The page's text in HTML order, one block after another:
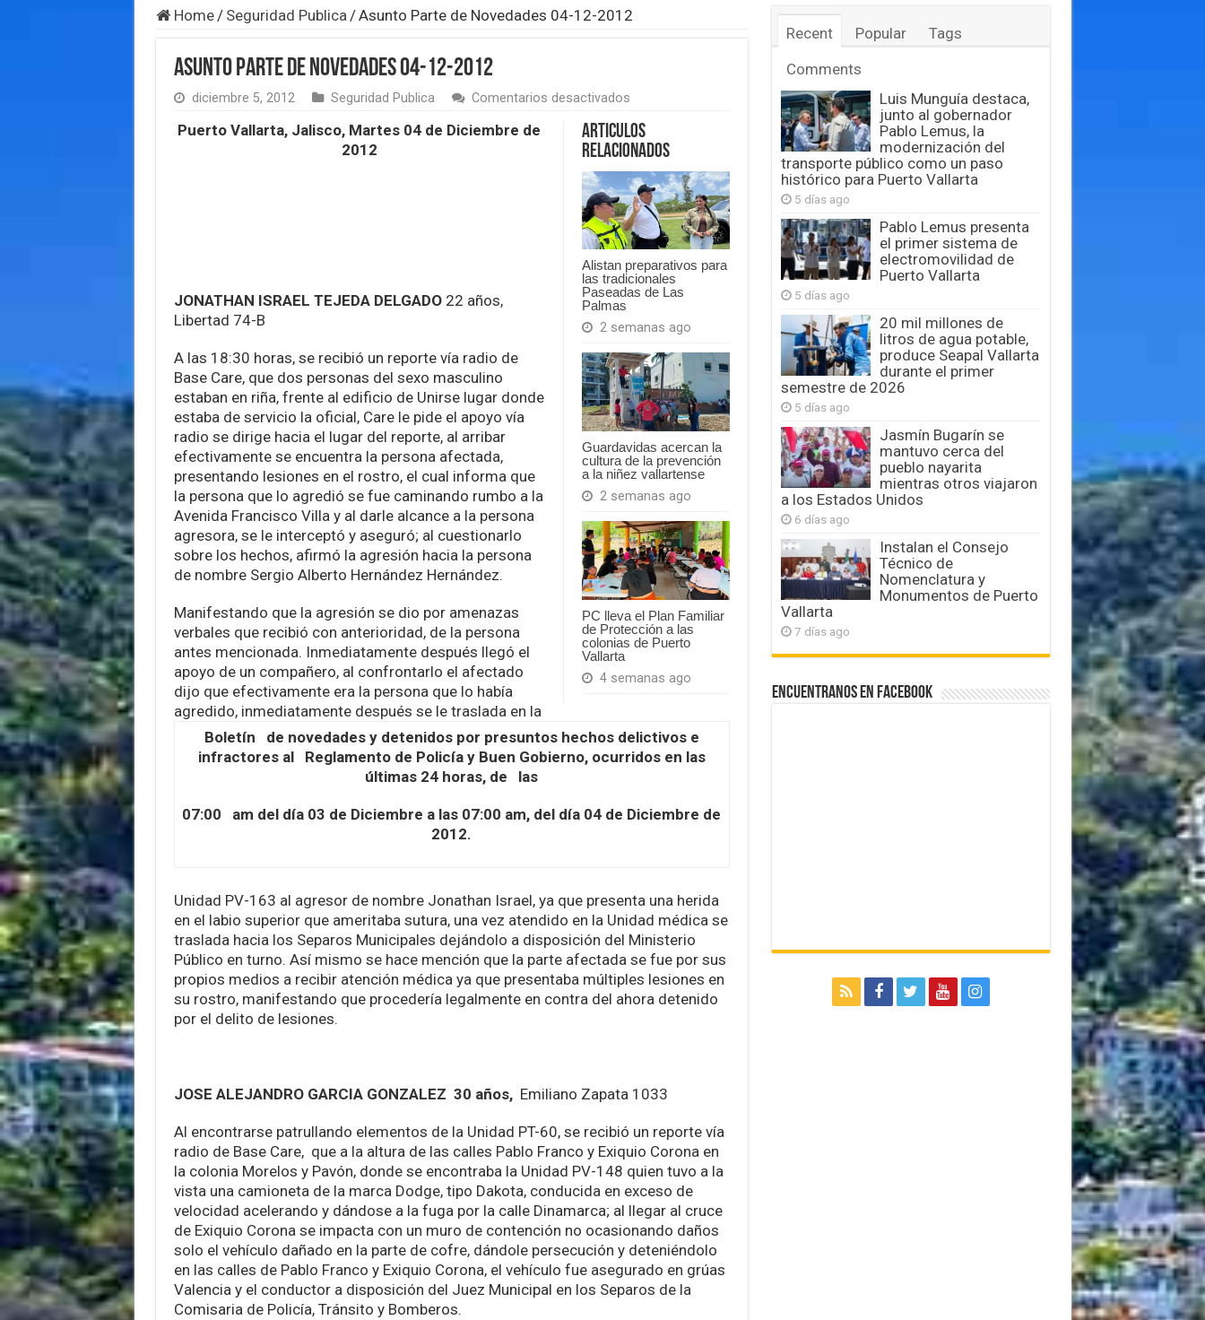
Home / Seguridad Publica /Asunto Parte de Novedades 04-12-2012
Asunto Parte de Novedades 04-12-2012
diciembre 5, 2012 Seguridad Publica Comentarios desactivadosen
Parte
de
Novedades
04-
12-
2012
Articulos
Relacionados
Alistan preparativos para
las tradicionales
Paseadas de Las
Palmas
2 semanas ago
Guardavidas acercan la
cultura de la prevención
a la niñez vallartense
2 semanas ago
PC lleva el Plan Familiar
de Protección a las
colonias de Puerto
Vallarta
4 semanas ago
Puerto Vallarta, Jalisco, Martes 04 de Diciembre de
2012
Boletín de novedades y detenidos por presuntos hechos delictivos e
infractores al Reglamento de Policía y Buen Gobierno, ocurridos en las
últimas 24 horas, de las
07:00 am del día 03 de Diciembre a las 07:00 am, del día 04 de Diciembre de
2012.
JONATHAN ISRAEL TEJEDA DELGADO22 años,
Libertad 74-B
A las 18:30 horas, se recibió un reporte vía radio de
Base Care, que dos personas del sexo masculino
estaban en riña, frente al edificio de Unirse lugar donde
estaba de servicio la oficial, Care le pide el apoyo vía
radio se dirige hacia el lugar del reporte, al arribar
efectivamente se encuentra la persona afectada,
presentando lesiones en el rostro, el cual informa que
la persona que lo agredió se fue caminando rumbo a la
Avenida Francisco Villa y al darle alcance a la persona
agresora, se le interceptó y aseguró; al cuestionarlo
sobre los hechos, afirmó la agresión hacia la persona
de nombre Sergio Alberto Hernández Hernández.
Manifestando que la agresión se dio por amenazas
verbales que recibió con anterioridad, de la persona
antes mencionada. Inmediatamente después llegó el
apoyo de un compañero, al confrontarlo el afectado
dijo que efectivamente era la persona que lo había
agredido, inmediatamente después se le traslada en la
Unidad PV-163 al agresor de nombre Jonathan Israel, ya que presenta una herida
en el labio superior que ameritaba sutura, una vez atendido en la Unidad médica se
traslada hacia los Separos Municipales dejándolo a disposición del Ministerio
Público en turno. Así mismo se hace mención que la parte afectada se fue por sus
propios medios a recibir atención médica ya que presentaba múltiples lesiones en
su rostro, manifestando que procedería legalmente en contra del ahora detenido
por el delito de lesiones.
JOSE ALEJANDRO GARCIA GONZALEZ 30 años, Emiliano Zapata 1033
Al encontrarse patrullando elementos de la Unidad PT-60, se recibió un reporte vía
radio de Base Care, que a la altura de las calles Pablo Franco y Exiquio Corona en
la colonia Morelos y Pavón, donde se encontraba la Unidad PV-148 quien tuvo a la
vista una camioneta de la marca Dodge, tipo Dakota, conducida en exceso de
velocidad acelerando y dándose a la fuga por la calle Dinamarca; al llegar al cruce
de Exiquio Corona se impacta con un muro de contención no ocasionando daños
solo el vehículo dañado en la parte de cofre, dándole persecución y deteniéndolo
en las calles de Pablo Franco y Exiquio Corona, el vehículo fue asegurado en grúas
Valencia y el conductor a disposición del Juez Municipal en los Separos de la
Comisaria de Policía, Tránsito y Bomberos.
Recent Popular
Tags
Comments
Luis Munguía destaca,
junto al gobernador
Pablo Lemus, la
modernización del
transporte público como un paso
histórico para Puerto Vallarta
5 días ago
Pablo Lemus presenta
el primer sistema de
electromovilidad de
Puerto Vallarta
5 días ago
20 mil millones de
litros de agua potable,
produce Seapal Vallarta
durante el primer
semestre de 2026
5 días ago
Jasmín Bugarín se
mantuvo cerca del
pueblo nayarita
mientras otros viajaron
a los Estados Unidos
6 días ago
Instalan el Consejo
Técnico de
Nomenclatura y
Monumentos de Puerto
Vallarta
7 días ago
Encuentranos en Facebook